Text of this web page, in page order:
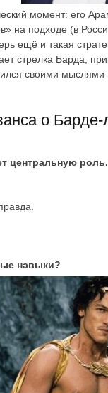
момент: его
на подходе (в
ещё и такая
стрелка Барда,
своими мыслями
о Барде-
центральную
навыки?